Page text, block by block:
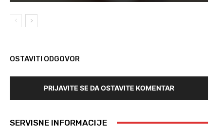
OSTAVITI ODGOVOR
PRIJAVITE SE DA OSTAVITE KOMENTAR
SERVISNE INFORMACIJE